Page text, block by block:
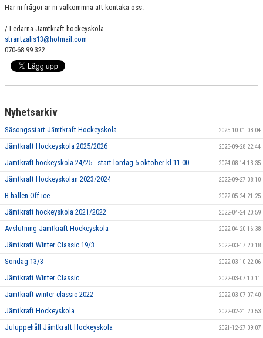
Har ni frågor är ni välkommna att kontaka oss.
/ Ledarna Jämtkraft hockeyskola
strantzalis13@hotmail.com
070-68 99 322
Nyhetsarkiv
Säsongsstart Jämtkraft Hockeyskola 2025-10-01 08:04
Jämtkraft Hockeyskola 2025/2026 2025-09-28 22:44
Jämtkraft hockeyskola 24/25 - start lördag 5 oktober kl.11.00 2024-08-14 13:35
Jämtkraft Hockeyskolan 2023/2024 2022-09-27 08:10
B-hallen Off-ice 2022-05-24 21:25
Jämtkraft hockeyskola 2021/2022 2022-04-24 20:59
Avslutning Jämtkraft Hockeyskola 2022-04-20 16:38
Jämtkraft Winter Classic 19/3 2022-03-17 20:18
Söndag 13/3 2022-03-10 22:06
Jämtkraft Winter Classic 2022-03-07 10:11
Jämtkraft winter classic 2022 2022-03-07 07:40
Jämtkraft Hockeyskola 2022-02-21 20:53
Juluppehåll Jämtkraft Hockeyskola 2021-12-27 09:07